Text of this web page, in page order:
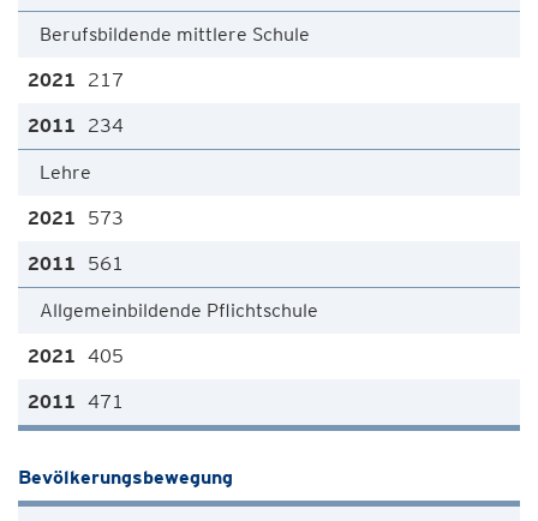
Berufsbildende mittlere Schule
217
234
Lehre
573
561
Allgemeinbildende Pflichtschule
405
471
Bevölkerungsbewegung